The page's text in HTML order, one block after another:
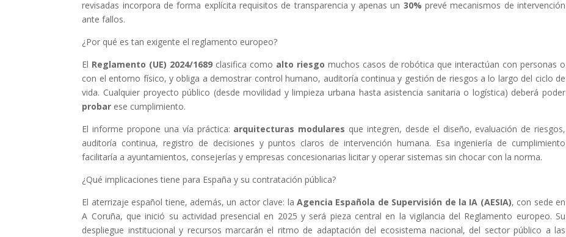
revisadas incorpora de forma explícita requisitos de transparencia y apenas un 30% prevé mecanismos de intervención
ante fallos.
¿Por qué es tan exigente el reglamento europeo?
El Reglamento (UE) 2024/1689 clasifica como alto riesgo muchos casos de robótica que interactúan con personas o
con el entorno físico, y obliga a demostrar control humano, auditoría continua y gestión de riesgos a lo largo del ciclo de
vida. Cualquier proyecto público (desde movilidad y limpieza urbana hasta asistencia sanitaria o logística) deberá poder
probar ese cumplimiento.
El informe propone una vía práctica: arquitecturas modulares que integren, desde el diseño, evaluación de riesgos,
auditoría continua, registro de decisiones y puntos claros de intervención humana. Esa ingeniería de cumplimiento
facilitaría a ayuntamientos, consejerías y empresas concesionarias licitar y operar sistemas sin chocar con la norma.
¿Qué implicaciones tiene para España y su contratación pública?
El aterrizaje español tiene, además, un actor clave: laAgencia Española de Supervisión de la IA (AESIA), con sede en
A Coruña, que inició su actividad presencial en 2025 y será pieza central en la vigilancia del Reglamento europeo. Su
despliegue institucional y recursos marcarán el ritmo de adaptación del ecosistema nacional, del sector público a las